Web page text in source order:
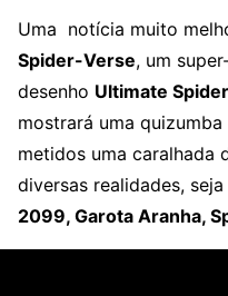
Uma notícia muito
Spider-Verse, um
desenho Ultimate
mostrará uma
metidos uma caralhada
diversas realidades, seja
2099, Garota Aranha,